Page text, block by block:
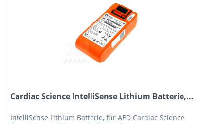
Cardiac Science IntelliSense Lithium Batterie,...
IntelliSense Lithium Batterie, für AED Cardiac Science